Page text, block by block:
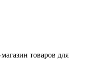
товаров для